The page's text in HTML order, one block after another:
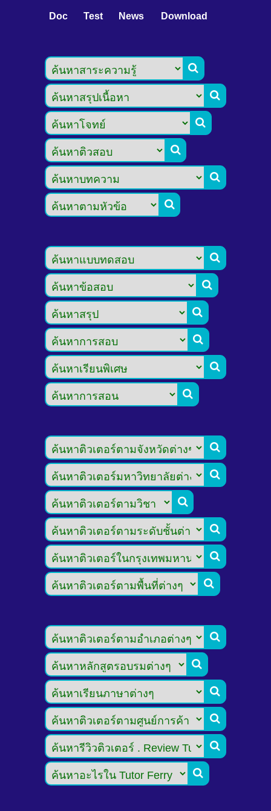
Doc Test News Download























